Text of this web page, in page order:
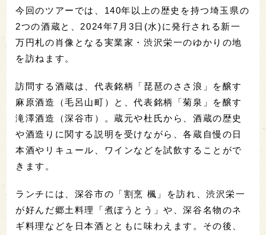
今回のツアーでは、140年以上の歴史を持つ埼玉県の
2つの酒蔵と、2024年7月3日(水)に発行される新一
万円札の肖像となる実業家・渋沢栄一のゆかりの地
を訪ねます。
訪問する酒蔵は、代表銘柄「琵琶のささ浪」を醸す
麻原酒造（毛呂山町）と、代表銘柄「菊泉」を醸す
滝澤酒造（深谷市）。蔵元や杜氏から、酒蔵の歴史
や酒造りに関する説明を受けながら、各蔵自慢の日
本酒やリキュール、ワインなどを試飲することがで
きます。
ランチには、深谷市の「割烹 楓」を訪れ、渋沢栄一
が好んだ郷土料理「煮ぼうとう」や、深谷名物のネ
ギ料理などを日本酒とともに味わえます。その後、